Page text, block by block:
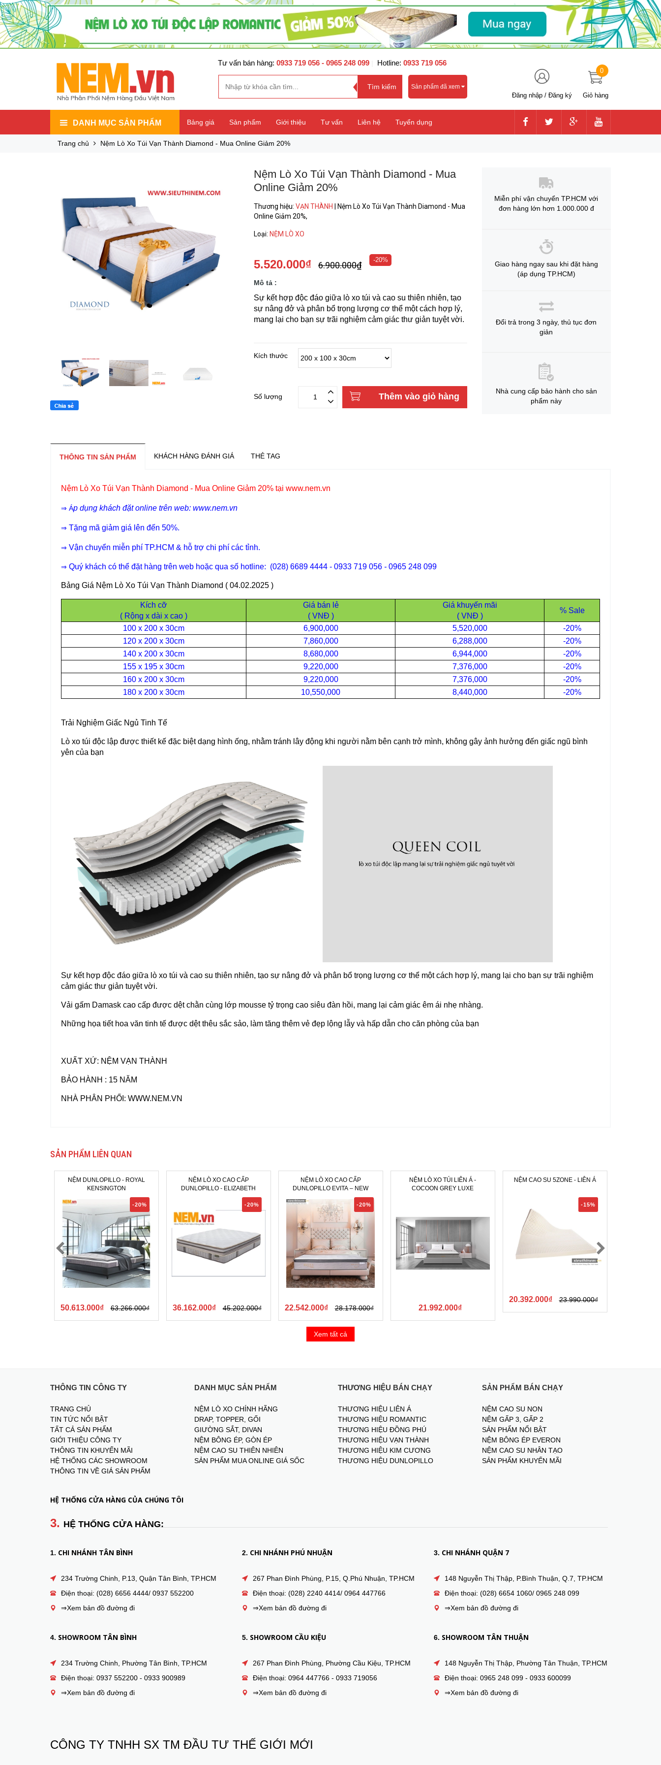
Tư vấn bán hàng: 0933 719 056 - 0965 248 099| Hotline: 0933 719 056
Sản phẩm đã xem
Đăng nhập / Đăng ký Giỏ hàng
0
DANH MỤC SẢN PHẨM Bảng giá Sản phẩm Giới thiệu Tư vấn Liên hệ Tuyển dụng
Trang chủ Nệm Lò Xo Túi Vạn Thành Diamond - Mua Online Giảm 20%
Nệm Lò Xo Túi Vạn Thành Diamond - Mua
Online Giảm 20%
Thương hiệu: VẠN THÀNH | Nệm Lò Xo Túi Vạn Thành Diamond - Mua
Online Giảm 20%,
Loại: NỆM LÒ XO
5.520.000₫ 6.900.000₫
-20%
Mô tả :
Sự kết hợp độc đáo giữa lò xo túi và cao su thiên nhiên, tạo
sự nâng đở và phân bổ trọng lượng cơ thể một cách hợp lý,
mang lại cho bạn sự trãi nghiệm cảm giác thư giản tuyệt vời.
Kích thước
Số lượng Thêm vào giỏ hàng
Miễn phí vận chuyển TP.HCM với
đơn hàng lớn hơn 1.000.000 đ
Giao hàng ngay sau khi đặt hàng
(áp dụng TP.HCM)
Đổi trả trong 3 ngày, thủ tục đơn
giản
Nhà cung cấp bảo hành cho sản
phẩm này
THÔNG TIN SẢN PHẨM KHÁCH HÀNG ĐÁNH GIÁ THẺ TAG
Nệm Lò Xo Túi Vạn Thành Diamond - Mua Online Giảm 20% tại www.nem.vn
⇒ Áp dụng khách đặt online trên web: www.nem.vn
⇒ Tặng mã giảm giá lên đến 50%.
⇒ Vận chuyển miễn phí TP.HCM & hỗ trợ chi phí các tỉnh.
⇒ Quý khách có thể đặt hàng trên web hoặc qua số hotline: (028) 6689 4444 - 0933 719 056 - 0965 248 099
Bảng Giá Nệm Lò Xo Túi Vạn Thành Diamond ( 04.02.2025 )
Kích cỡ
( Rộng x dài x cao )
Giá bán lẻ
( VNĐ )
Giá khuyến mãi
( VNĐ )
% Sale
100 x 200 x 30cm 6,900,000 5,520,000
-20%
120 x 200 x 30cm
7,860,000 6,288,000
-20%
140 x 200 x 30cm
8,680,000 6,944,000
-20%
155 x 195 x 30cm
9,220,000 7,376,000
-20%
160 x 200 x 30cm
9,220,000 7,376,000
-20%
180 x 200 x 30cm
10,550,000 8,440,000 -20%
Trải Nghiệm Giấc Ngủ Tinh Tế
Lò xo túi độc lập được thiết kế đặc biệt dạng hình ống, nhằm tránh lây động khi người nằm bên cạnh trở mình, không gây ảnh hưởng đến giấc ngũ bình
yên của bạn
Sự kết hợp độc đáo giữa lò xo túi và cao su thiên nhiên, tạo sự nâng đở và phân bổ trọng lượng cơ thể một cách hợp lý, mang lại cho bạn sự trãi nghiệm
cảm giác thư giản tuyệt vời.
Vải gấm Damask cao cấp được dệt chằn cùng lớp mousse tỷ trọng cao siêu đàn hồi, mang lại cảm giác êm ái nhẹ nhàng.
Những họa tiết hoa văn tinh tế được dệt thêu sắc sảo, làm tăng thêm vẻ đẹp lộng lẫy và hấp dẫn cho căn phòng của bạn
XUẤT XỨ: NỆM VẠN THÀNH
BẢO HÀNH : 15 NĂM
NHÀ PHÂN PHỐI: WWW.NEM.VN
SẢN PHẨM LIÊN QUAN
NỆM DUNLOPILLO - ROYAL
KENSINGTON
-20%
50.613.000₫ 63.266.000₫
NỆM LÒ XO CAO CẤP
DUNLOPILLO - ELIZABETH
-20%
36.162.000₫ 45.202.000₫
NỆM LÒ XO CAO CẤP
DUNLOPILLO EVITA – NEW
-20%
22.542.000₫ 28.178.000₫
NỆM LÒ XO TÚI LIÊN Á -
COCOON GREY LUXE
21.992.000₫
NỆM CAO SU 5ZONE - LIÊN Á
-15%
20.392.000₫ 23.990.000₫
Xem tất cả
THÔNG TIN CÔNG TY
TRANG CHỦ
TIN TỨC NỔI BẬT
TẤT CẢ SẢN PHẨM
GIỚI THIỆU CÔNG TY
THÔNG TIN KHUYẾN MÃI
HỆ THỐNG CÁC SHOWROOM
THÔNG TIN VỀ GIÁ SẢN PHẨM
DANH MỤC SẢN PHẨM
NỆM LÒ XO CHÍNH HÃNG
DRAP, TOPPER, GỐI
GIƯỜNG SẮT, DIVAN
NỆM BÔNG ÉP, GÒN ÉP
NỆM CAO SU THIÊN NHIÊN
SẢN PHẨM MUA ONLINE GIÁ SỐC
THƯƠNG HIỆU BÁN CHẠY
THƯƠNG HIỆU LIÊN Á
THƯƠNG HIỆU ROMANTIC
THƯƠNG HIỆU ĐỒNG PHÚ
THƯƠNG HIỆU VẠN THÀNH
THƯƠNG HIỆU KIM CƯƠNG
THƯƠNG HIỆU DUNLOPILLO
SẢN PHẨM BÁN CHẠY
NỆM CAO SU NON
NỆM GẤP 3, GẤP 2
SẢN PHẨM NỔI BẬT
NỆM BÔNG ÉP EVERON
NỆM CAO SU NHÂN TẠO
SẢN PHẨM KHUYẾN MÃI
HỆ THỐNG CỬA HÀNG CỦA CHÚNG TÔI
3. HỆ THỐNG CỬA HÀNG:
1. CHI NHÁNH TÂN BÌNH
234 Trường Chinh, P.13, Quận Tân Bình, TP.HCM
Điện thoại: (028) 6656 4444/ 0937 552200
⇒Xem bản đồ đường đi
2. CHI NHÁNH PHÚ NHUẬN
267 Phan Đình Phùng, P.15, Q.Phú Nhuận, TP.HCM
Điện thoại: (028) 2240 4414/ 0964 447766
⇒Xem bản đồ đường đi
3. CHI NHÁNH QUẬN 7
148 Nguyễn Thị Thập, P.Bình Thuận, Q.7, TP.HCM
Điện thoại: (028) 6654 1060/ 0965 248 099
⇒Xem bản đồ đường đi
4. SHOWROOM TÂN BÌNH
234 Trường Chinh, Phường Tân Bình, TP.HCM
Điện thoại: 0937 552200 - 0933 900989
⇒Xem bản đồ đường đi
5. SHOWROOM CẦU KIỆU
267 Phan Đình Phùng, Phường Cầu Kiệu, TP.HCM
Điện thoại: 0964 447766 - 0933 719056
⇒Xem bản đồ đường đi
6. SHOWROOM TÂN THUẬN
148 Nguyễn Thị Thập, Phường Tân Thuận, TP.HCM
Điện thoại: 0965 248 099 - 0933 600099
⇒Xem bản đồ đường đi
CÔNG TY TNHH SX TM ĐẦU TƯ THẾ GIỚI MỚI